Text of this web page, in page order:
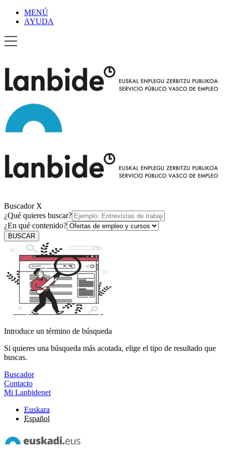
MENÚ
AYUDA
Buscador X
¿Qué quieres buscar?
¿En qué contenido?
BUSCAR
Introduce un término de búsqueda
Si quieres una búsqueda más acotada, elige el tipo de resultado que
buscas.
Buscador
Contacto
Mi Lanbidenet
Euskara
Español